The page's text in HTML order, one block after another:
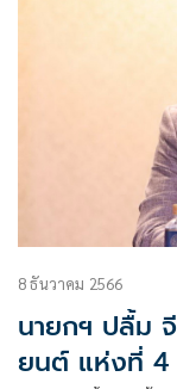
8 ธันวาคม 2566
นายกฯ ปลื้ม
ยนต์ แห่งที่ 4